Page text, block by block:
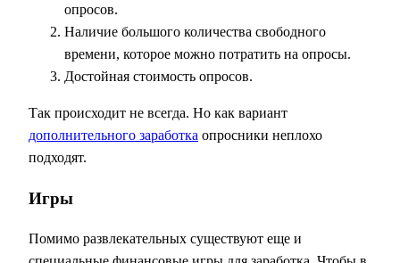
опросов.
Наличие большого количества свободного
времени, которое можно потратить на опросы.
Достойная стоимость опросов.
Так происходит не всегда. Но как вариант
дополнительного заработка опросники неплохо
подходят.
Игры
Помимо развлекательных существуют еще и